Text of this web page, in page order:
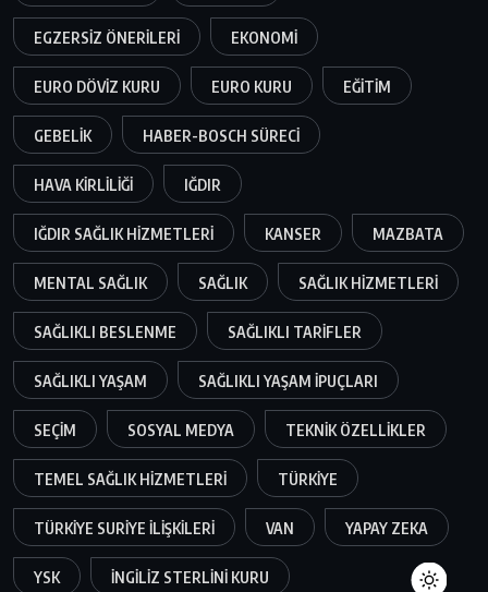
EGZERSIZ ÖNERILERI EKONOMI
EURO DÖVIZ KURU EURO KURU EĞITIM
GEBELIK HABER-BOSCH SÜRECI
HAVA KIRLILIĞI IĞDIR
IĞDIR SAĞLIK HIZMETLERI KANSER MAZBATA
MENTAL SAĞLIK SAĞLIK SAĞLIK HIZMETLERI
SAĞLIKLI BESLENME SAĞLIKLI TARIFLER
SAĞLIKLI YAŞAM SAĞLIKLI YAŞAM IPUÇLARI
SEÇIM SOSYAL MEDYA TEKNIK ÖZELLIKLER
TEMEL SAĞLIK HIZMETLERI TÜRKIYE
TÜRKIYE SURIYE ILIŞKILERI VAN YAPAY ZEKA
YSK İNGILIZ STERLINI KURU